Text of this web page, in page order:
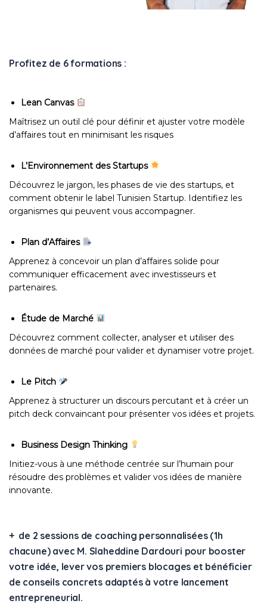
Profitez de 6 formations :
Lean Canvas
Maîtrisez un outil clé pour définir et ajuster votre modèle
d’affaires tout en minimisant les risques
L’Environnement des Startups
Découvrez le jargon, les phases de vie des startups, et
comment obtenir le label Tunisien Startup. Identifiez les
organismes qui peuvent vous accompagner.
Plan d’Affaires
Apprenez à concevoir un plan d’affaires solide pour
communiquer efficacement avec investisseurs et
partenaires.
Étude de Marché
Découvrez comment collecter, analyser et utiliser des
données de marché pour valider et dynamiser votre projet.
Le Pitch
Apprenez à structurer un discours percutant et à créer un
pitch deck convaincant pour présenter vos idées et projets.
Business Design Thinking
Initiez-vous à une méthode centrée sur l’humain pour
résoudre des problèmes et valider vos idées de manière
innovante.
+de 2 sessions de coaching personnalisées (1h
chacune) avec M. Slaheddine Dardouri pour booster
votre idée, lever vos premiers blocages et bénéficier
de conseils concrets adaptés à votre lancement
entrepreneurial.